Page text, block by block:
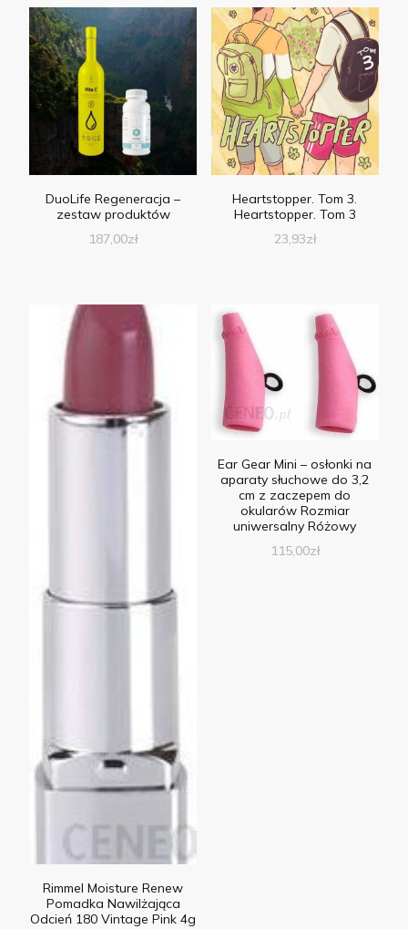
DuoLife Regeneracja –
zestaw produktów
187,00zł
Heartstopper. Tom 3.
Heartstopper. Tom 3
23,93zł
Rimmel Moisture Renew
Pomadka Nawilżająca
Odcień 180 Vintage Pink 4g
Ear Gear Mini – osłonki na
aparaty słuchowe do 3,2
cm z zaczepem do
okularów Rozmiar
uniwersalny Różowy
115,00zł